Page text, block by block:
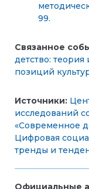
99.
Связанное
детство: теория
позиций
Источники:
исследований
«Современное
Цифровая
тренды и
Официальные